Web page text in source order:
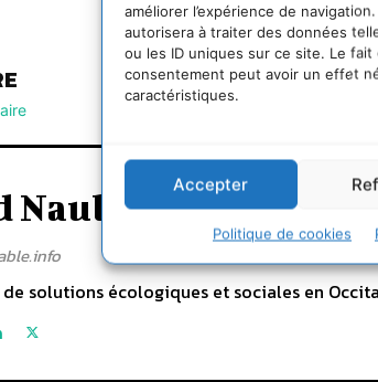
améliorer l’expérience de
autorisera à traiter des données
ou les ID uniques sur ce site. Le
consentement peut avoir un effet
caractéristiques.
Accepter
Politique de cookies
Naulin
solutions écologiques et sociales en